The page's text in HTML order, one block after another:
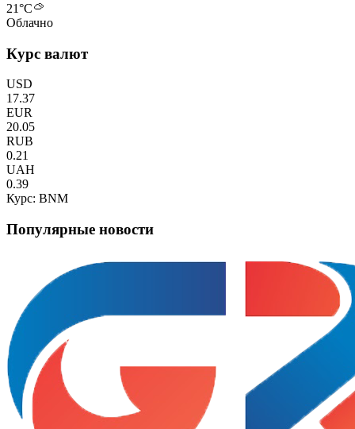
21°C
Облачно
Курс валют
USD
17.37
EUR
20.05
RUB
0.21
UAH
0.39
Курс: BNM
Популярные новости